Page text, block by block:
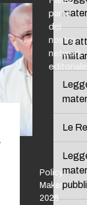
Le
Le
parte
del
nostro
network
Policy
Maker
2026